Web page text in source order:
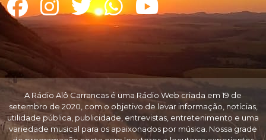
A Rádio Alô Carrancas é uma Rádio Web criada em 19 de
setembro de 2020, com o objetivo de levar informação, notícias,
utilidade pública, publicidade, entrevistas, entretenimento e uma
variedade musical para os apaixonados por música. Nossa grade